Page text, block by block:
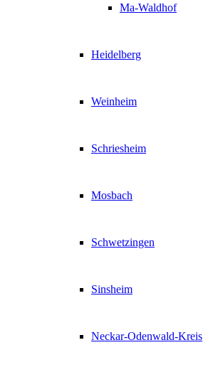
Ma-Waldhof
Heidelberg
Weinheim
Schriesheim
Mosbach
Schwetzingen
Sinsheim
Neckar-Odenwald-Kreis